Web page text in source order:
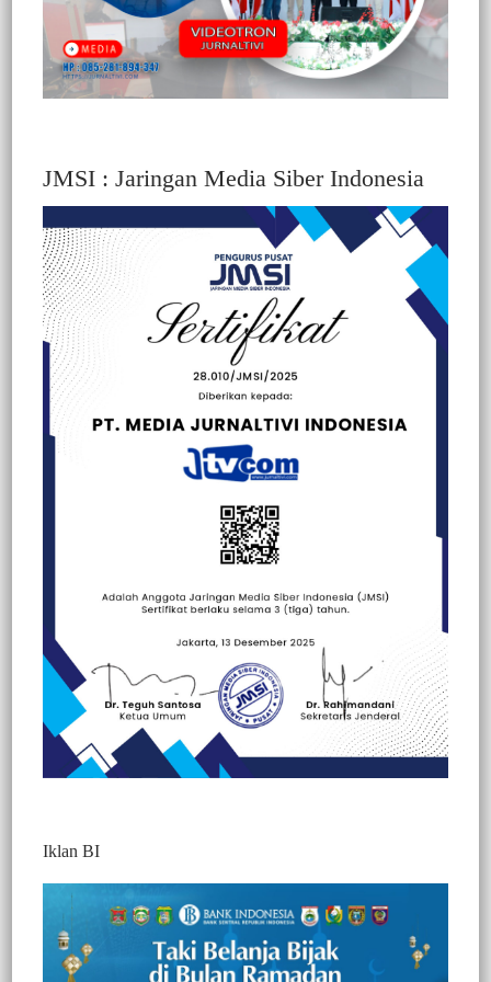
BERITA VIDEO : GANDENG TIM
DAMKAR, RUTAN KELAS 2 B MAKALE
SOSIALISASI CARA MEMADAMKAN
API DENGAN PERALATAN RINGAN
JMSI : Jaringan Media Siber Indonesia
Iklan BI